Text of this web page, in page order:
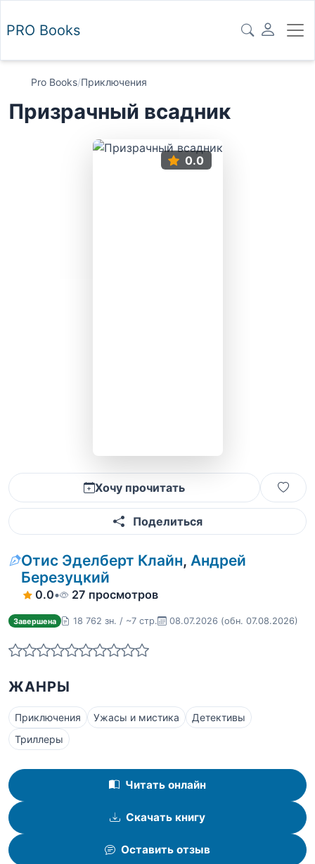
PRO Books
Pro Books/Приключения
Призрачный всадник
0.0
Хочу прочитать
Поделиться
Отис Эделберт Клайн, Андрей
Березуцкий
0.0• 27 просмотров
Завершена 18 762 зн. / ~7 стр. 08.07.2026 (обн. 07.08.2026)
ЖАНРЫ
Приключения Ужасы и мистика
Детективы
Триллеры
Читать онлайн
Скачать книгу
Оставить отзыв